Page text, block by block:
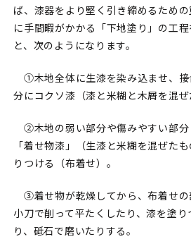
ば、漆器をより堅く引き締めるため
に手間暇がかかる「下地塗り」の工
と、次のようになります。
①木地全体に生漆を染み込ませ、接
分にコクソ漆（漆と米糊と木屑を混ぜ
②木地の弱い部分や傷みやすい部分
「着せ物漆」（生漆と米糊を混ぜた
りつける（布着せ）。
③着せ物が乾燥してから、布着せの
小刀で削って平たくしたり、漆を塗
り、砥石で磨いたりする。